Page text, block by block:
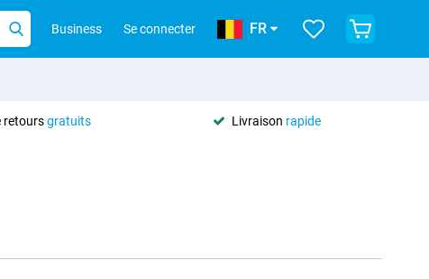
Business Se connecter FR
retoursgratuits Livraison rapide